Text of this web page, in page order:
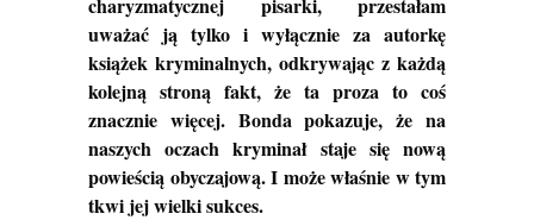
uważać ją tylko i wyłącznie za autorkę
książek kryminalnych, odkrywając z każdą
kolejną stroną fakt, że ta proza to coś
znacznie więcej. Bonda pokazuje, że na
naszych oczach kryminał staje się nową
powieścią obyczajową. I może właśnie w tym
tkwi jej wielki sukces.